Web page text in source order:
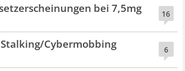
16
bei 7,5mg
6
Cybermobbing